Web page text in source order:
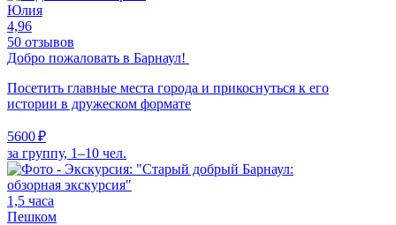
Юлия
4,96
50 отзывов
Добро пожаловать в Барнаул!
Посетить главные места города и прикоснуться к его
истории в дружеском формате
5600 ₽
за группу, 1–10 чел.
1,5 часа
Пешком